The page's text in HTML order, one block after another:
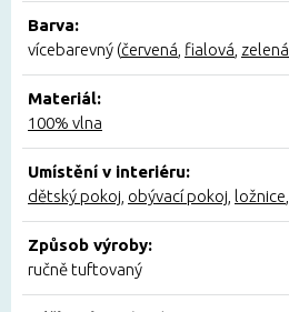
Barva:
vícebarevný (červená fialová zelená
Materiál:
100% vlna
Umístění v interiéru:
dětský pokoj obývací pokoj ložnice
Způsob výroby:
ručně tuftovaný